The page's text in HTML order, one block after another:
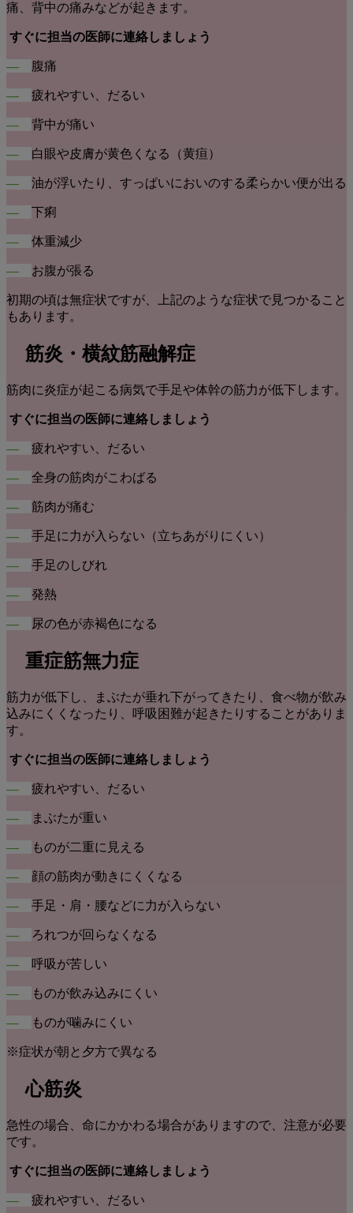
痛、背中の痛みなどが起きます。
すぐに担当の医師に連絡しましょう
― 腹痛
― 疲れやすい、だるい
― 背中が痛い
― 白眼や皮膚が黄色くなる（黄疸）
― 油が浮いたり、すっぱいにおいのする柔らかい便が出る
― 下痢
― 体重減少
― お腹が張る
初期の頃は無症状ですが、上記のような症状で見つかること
もあります。
筋炎・横紋筋融解症
筋肉に炎症が起こる病気で手足や体幹の筋力が低下します。
すぐに担当の医師に連絡しましょう
― 疲れやすい、だるい
― 全身の筋肉がこわばる
― 筋肉が痛む
― 手足に力が入らない（立ちあがりにくい）
― 手足のしびれ
― 発熱
― 尿の色が赤褐色になる
重症筋無力症
筋力が低下し、まぶたが垂れ下がってきたり、食べ物が飲み
込みにくくなったり、呼吸困難が起きたりすることがありま
す。
すぐに担当の医師に連絡しましょう
― 疲れやすい、だるい
― まぶたが重い
― ものが二重に見える
― 顔の筋肉が動きにくくなる
― 手足・肩・腰などに力が入らない
― ろれつが回らなくなる
― 呼吸が苦しい
― ものが飲み込みにくい
― ものが噛みにくい
※症状が朝と夕方で異なる
心筋炎
急性の場合、命にかかわる場合がありますので、注意が必要
です。
すぐに担当の医師に連絡しましょう
― 疲れやすい、だるい